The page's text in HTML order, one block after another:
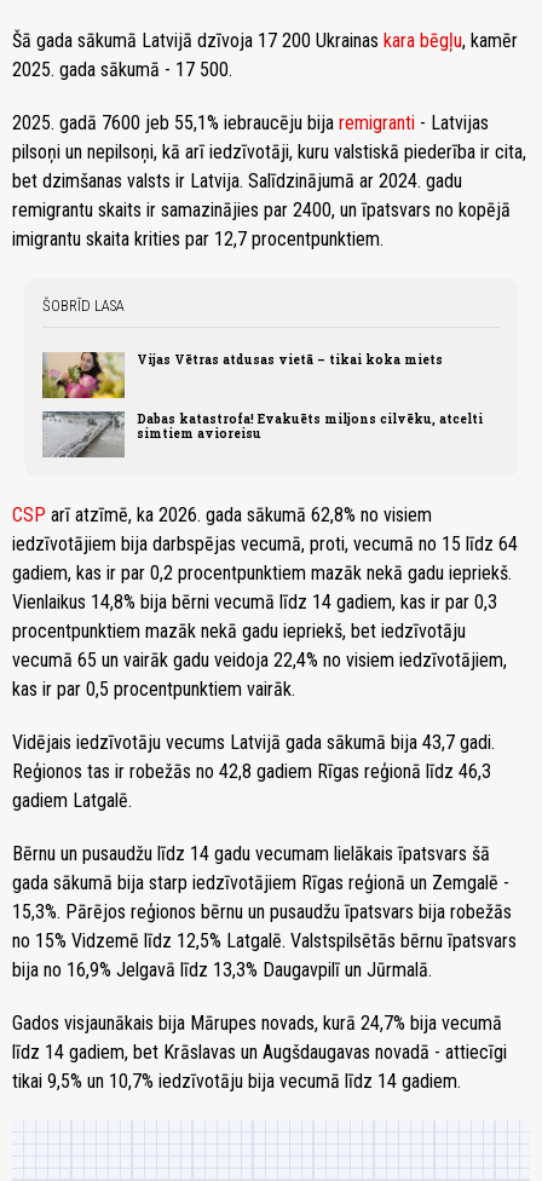
Šā gada sākumā Latvijā dzīvoja 17 200 Ukrainas kara bēgļu, kamēr
2025. gada sākumā - 17 500.
2025. gadā 7600 jeb 55,1% iebraucēju bija remigranti - Latvijas
pilsoņi un nepilsoņi, kā arī iedzīvotāji, kuru valstiskā piederība ir cita,
bet dzimšanas valsts ir Latvija. Salīdzinājumā ar 2024. gadu
remigrantu skaits ir samazinājies par 2400, un īpatsvars no kopējā
imigrantu skaita krities par 12,7 procentpunktiem.
ŠOBRĪD LASA
Vijas Vētras atdusas vietā – tikai koka miets
Dabas katastrofa! Evakuēts miljons cilvēku, atcelti
simtiem avioreisu
CSP arī atzīmē, ka 2026. gada sākumā 62,8% no visiem
iedzīvotājiem bija darbspējas vecumā, proti, vecumā no 15 līdz 64
gadiem, kas ir par 0,2 procentpunktiem mazāk nekā gadu iepriekš.
Vienlaikus 14,8% bija bērni vecumā līdz 14 gadiem, kas ir par 0,3
procentpunktiem mazāk nekā gadu iepriekš, bet iedzīvotāju
vecumā 65 un vairāk gadu veidoja 22,4% no visiem iedzīvotājiem,
kas ir par 0,5 procentpunktiem vairāk.
Vidējais iedzīvotāju vecums Latvijā gada sākumā bija 43,7 gadi.
Reģionos tas ir robežās no 42,8 gadiem Rīgas reģionā līdz 46,3
gadiem Latgalē.
Bērnu un pusaudžu līdz 14 gadu vecumam lielākais īpatsvars šā
gada sākumā bija starp iedzīvotājiem Rīgas reģionā un Zemgalē -
15,3%. Pārējos reģionos bērnu un pusaudžu īpatsvars bija robežās
no 15% Vidzemē līdz 12,5% Latgalē. Valstspilsētās bērnu īpatsvars
bija no 16,9% Jelgavā līdz 13,3% Daugavpilī un Jūrmalā.
Gados visjaunākais bija Mārupes novads, kurā 24,7% bija vecumā
līdz 14 gadiem, bet Krāslavas un Augšdaugavas novadā - attiecīgi
tikai 9,5% un 10,7% iedzīvotāju bija vecumā līdz 14 gadiem.